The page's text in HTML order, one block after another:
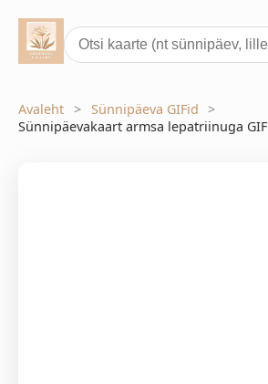
Avaleht
Sünnipäeva GIFid
Sünnipäevakaart armsa lepatriinuga GIF